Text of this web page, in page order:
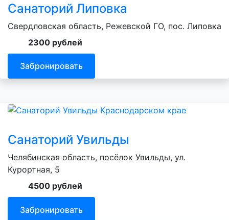
Санаторий Липовка
Свердловская область, Режевской ГО, пос. Липовка
2300 рублей
Забронировать
Санаторий Увильды
Челябинская область, посёлок Увильды, ул.
Курортная, 5
4500 рублей
Забронировать